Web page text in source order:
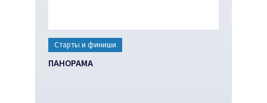
Старты и финиши
ПАНОРАМА